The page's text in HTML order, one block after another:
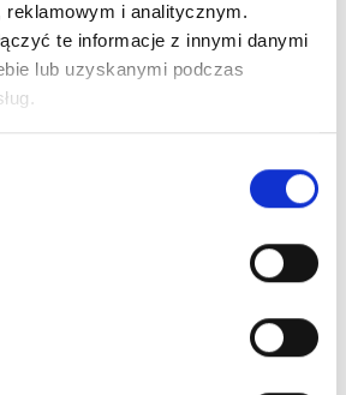
reklamowym i analitycznym.
te informacje z innymi danymi
lub uzyskanymi podczas